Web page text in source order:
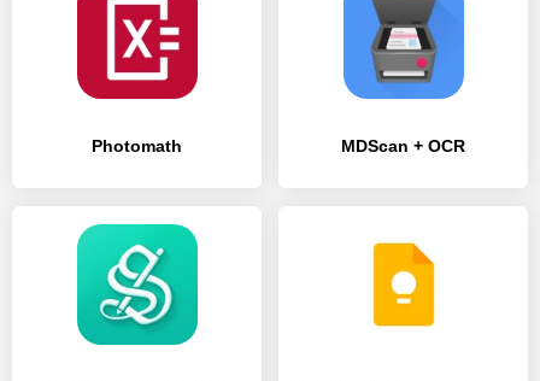
Photomath MDScan + OCR